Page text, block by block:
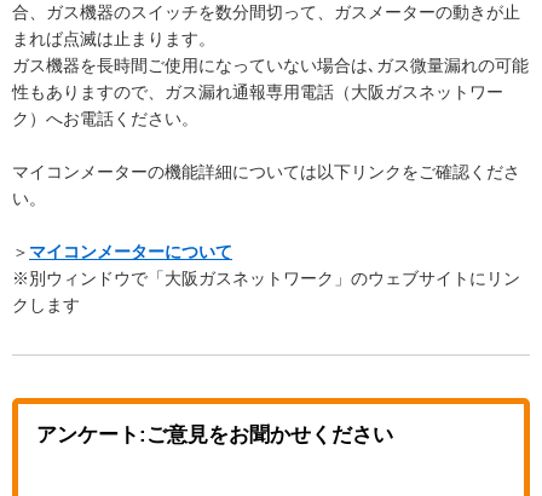
合、ガス機器のスイッチを数分間切って、ガスメーターの動きが止
まれば点滅は止まります。
ガス機器を長時間ご使用になっていない場合は､ガス微量漏れの可能
性もありますので、ガス漏れ通報専用電話（大阪ガスネットワー
ク）へお電話ください。
マイコンメーターの機能詳細については以下リンクをご確認くださ
い。
＞ マイコンメーターについて
※別ウィンドウで「大阪ガスネットワーク」のウェブサイトにリン
クします
アンケート:ご意見をお聞かせください